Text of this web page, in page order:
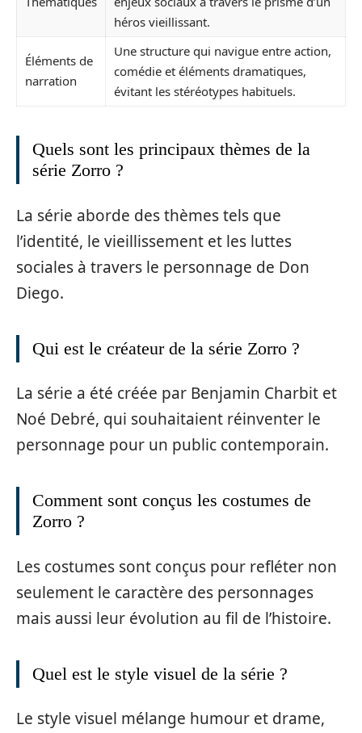
héros vieillissant.
Éléments de
narration
Une structure qui navigue entre action,
comédie et éléments dramatiques,
évitant les stéréotypes habituels.
Quels sont les principaux thèmes de la
série Zorro ?
La série aborde des thèmes tels que
l’identité, le vieillissement et les luttes
sociales à travers le personnage de Don
Diego.
Qui est le créateur de la série Zorro ?
La série a été créée par Benjamin Charbit et
Noé Debré, qui souhaitaient réinventer le
personnage pour un public contemporain.
Comment sont conçus les costumes de
Zorro ?
Les costumes sont conçus pour refléter non
seulement le caractère des personnages
mais aussi leur évolution au fil de l’histoire.
Quel est le style visuel de la série ?
Le style visuel mélange humour et drame,